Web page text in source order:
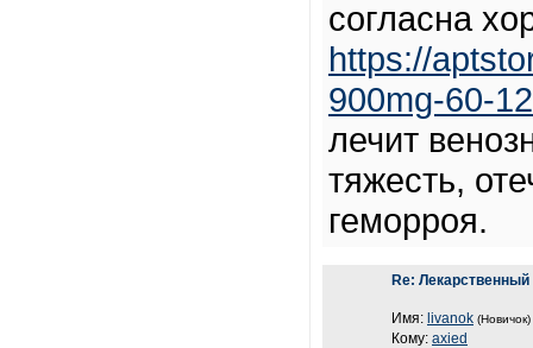
согласна
https://
900mg-60-
лечит
тяжесть,
геморроя.
Re:
Имя: livanok (Новичок)
Кому: axied